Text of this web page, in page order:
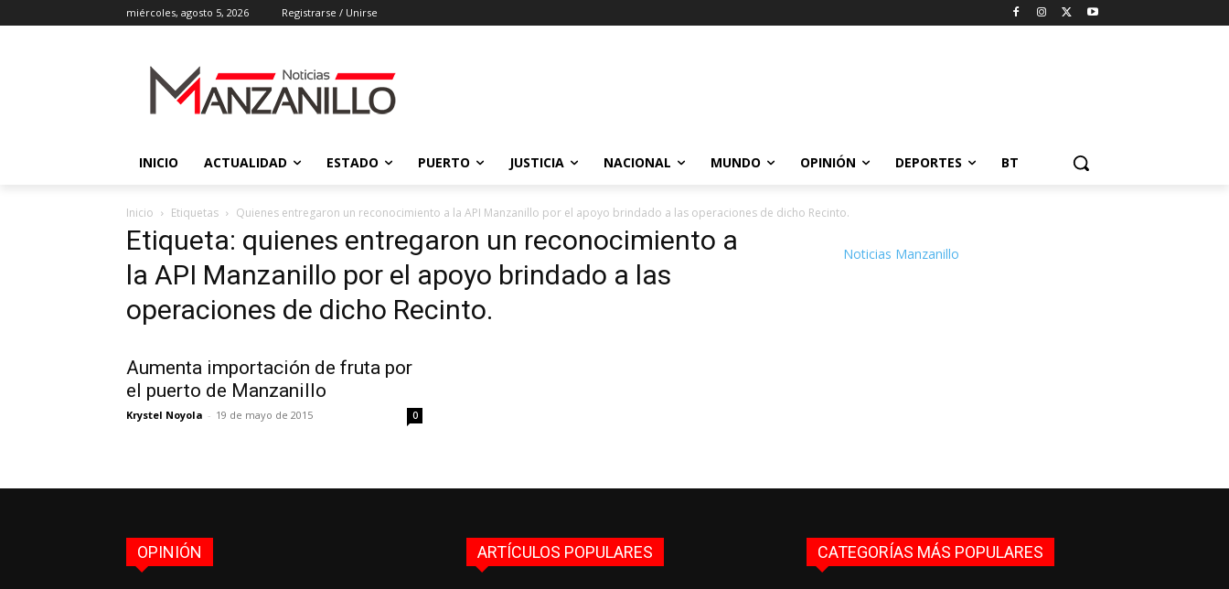
miércoles, agosto 5, 2026 Registrarse / Unirse
INICIO ACTUALIDAD ESTADO PUERTO JUSTICIA NACIONAL MUNDO OPINIÓN DEPORTES BT
Inicio Etiquetas Quienes entregaron un reconocimiento a la API Manzanillo por el apoyo brindado a las operaciones de dicho Recinto.
Etiqueta: quienes entregaron un reconocimiento a
la API Manzanillo por el apoyo brindado a las
operaciones de dicho Recinto.
Aumenta importación de fruta por
el puerto de Manzanillo
Krystel Noyola - 19 de mayo de 2015 0
Noticias Manzanillo
OPINIÓN ARTÍCULOS POPULARES CATEGORÍAS MÁS POPULARES